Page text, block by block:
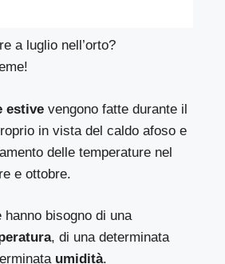
a luglio nell’orto?
estive vengono fatte durante il
in vista del caldo afoso e
delle temperature nel
e ottobre.
hanno bisogno di una
, di una determinata
umidità.